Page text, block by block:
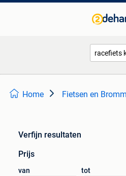
Home Fietsen en
Verfijn resultaten
Prijs
van tot